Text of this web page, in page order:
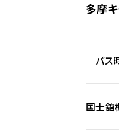
多摩
バス
国士舘